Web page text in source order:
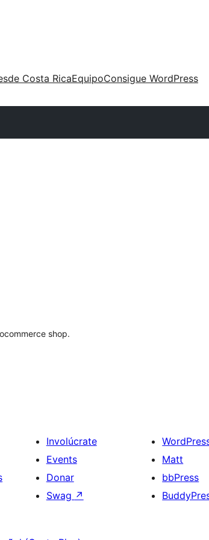
Costa RicaEquipoConsigue WordPress
shop.
Involúcrate
Events
Donar
Swag ↗
Matt
bbPress